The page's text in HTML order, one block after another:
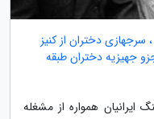
دختران از کنیز
جهیزیه دختران طبقه
همواره از مشغله